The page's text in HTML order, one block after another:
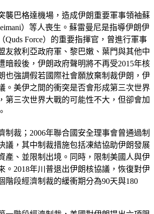
襲巴格達機場，造成伊朗重要軍事領袖蘇
）等人喪生。蘇雷曼尼是指導伊朗伊
Quds Force）的重要指揮官，曾進行軍事
友敘利亞政府軍、黎巴嫩、葉門與其他中
暗殺後，伊朗政府聲明將不再受2015年核
也強調假若國際社會願放棄制裁伊朗，伊
。美伊之間的衝突是否會形成第三次世界
第三次世界大戰的可能性不大，但卻會加
制裁；2006年聯合國安全理事會曾通過制
議，其中制裁措施包括凍結協助伊朗發展
產、並限制出境。同時，限制美國人與伊
。2018年川普退出伊朗核協議，恢復對伊
階段經濟制裁的緩衝期分為90天與180